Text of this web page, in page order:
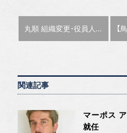
前の記事 :
丸順 組織変更・役員人事 次
【鳥瞰
関連記事
マーポス
就任